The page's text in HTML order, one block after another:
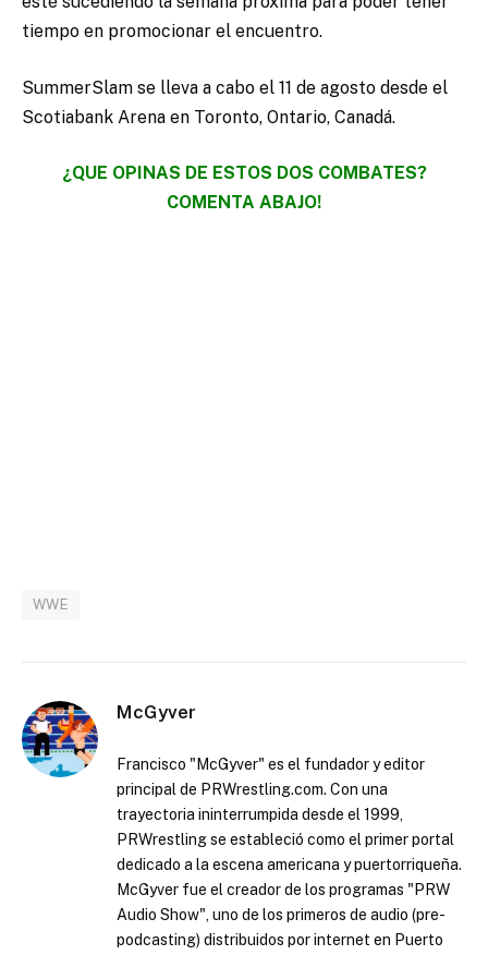
tiempo en promocionar el encuentro.
SummerSlam se lleva a cabo el 11 de agosto desde el
Scotiabank Arena en Toronto, Ontario, Canadá.
¿QUE OPINAS DE ESTOS DOS COMBATES?
COMENTA ABAJO!
WWE
McGyver
Francisco "McGyver" es el fundador y editor
principal de PRWrestling.com. Con una
trayectoria ininterrumpida desde el 1999,
PRWrestling se estableció como el primer portal
dedicado a la escena americana y puertorriqueña.
McGyver fue el creador de los programas "PRW
Audio Show", uno de los primeros de audio (pre-
podcasting) distribuidos por internet en Puerto